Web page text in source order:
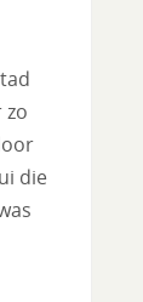
zo
die